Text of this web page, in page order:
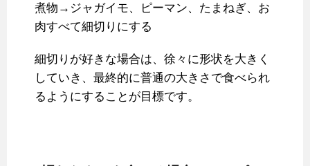
煮物→ジャガイモ、ピーマン、たまねぎ、お
肉すべて細切りにする
細切りが好きな場合は、徐々に形状を大きく
していき、最終的に普通の大きさで食べられ
るようにすることが目標です。